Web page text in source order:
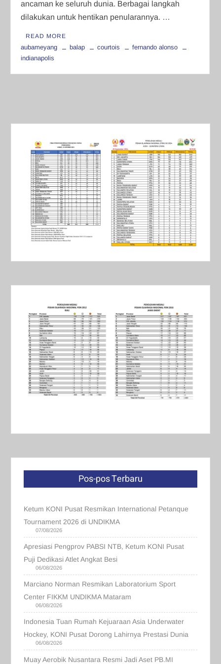
ancaman ke seluruh dunia. Berbagai langkah
dilakukan untuk hentikan penularannya. …
READ MORE
aubameyang balap courtois
fernando alonso
indianapolis
Pos-pos Terbaru
Ketum KONI Pusat Resmikan International Petanque
Tournament 2026 di UNDIKMA
07/08/2026
Apresiasi Pengprov PABSI NTB, Ketum KONI Pusat
Puji Dedikasi Atlet Angkat Besi
06/08/2026
Marciano Norman Resmikan Laboratorium Sport
Center FIKKM UNDIKMA Mataram
06/08/2026
Indonesia Tuan Rumah Kejuaraan Asia Underwater
Hockey, KONI Pusat Dorong Lahirnya Prestasi Dunia
06/08/2026
Muay Aerobik Nusantara Resmi Jadi Aset PB.MI